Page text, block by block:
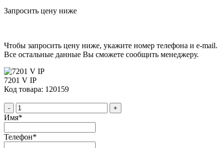
Запросить цену ниже
Чтобы запросить цену ниже, укажите номер телефона и e-mail.
Все остальные данные Вы сможете сообщить менеджеру.
7201 V IP
Код товара: 120159
- +
Имя*
Телефон*